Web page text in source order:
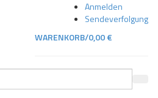
Anmelden
Sendeverfolgung
WARENKORB/0,00€